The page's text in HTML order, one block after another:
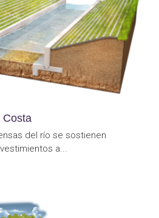
Costa
del río se sostienen
a...